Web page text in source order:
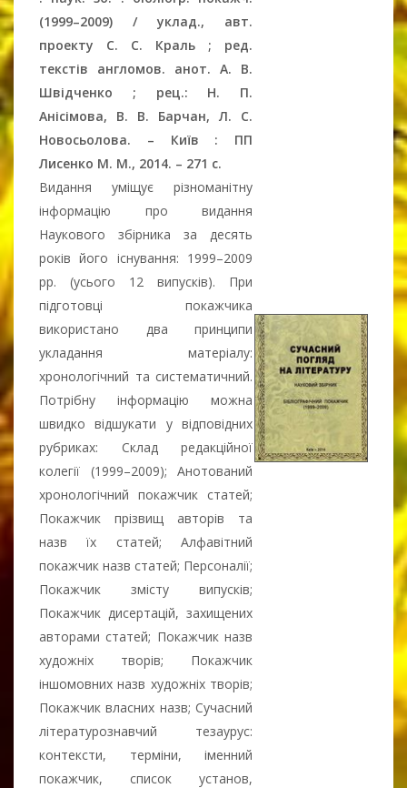
(1999–2009) / уклад., авт.
проекту С. С. Краль ; ред.
текстів англомов. анот. А. В.
Швідченко ; рец.: Н. П.
Анісімова, В. В. Барчан, Л. С.
Новосьолова. – Київ : ПП
Лисенко М. М., 2014. – 271 с.
Видання уміщує різноманітну
інформацію про видання
Наукового збірника за десять
років його існування: 1999–2009
рр. (усього 12 випусків). При
підготовці покажчика
використано два принципи
укладання матеріалу:
хронологічний та систематичний.
Потрібну інформацію можна
швидко відшукати у відповідних
рубриках: Склад редакційної
колегії (1999–2009); Анотований
хронологічний покажчик статей;
Покажчик прізвищ авторів та
назв їх статей; Алфавітний
покажчик назв статей; Персоналії;
Покажчик змісту випусків;
Покажчик дисертацій, захищених
авторами статей; Покажчик назв
художніх творів; Покажчик
іншомовних назв художніх творів;
Покажчик власних назв; Сучасний
літературознавчий тезаурус:
контексти, терміни, іменний
покажчик, список установ,